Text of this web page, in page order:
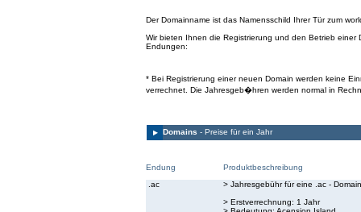
Der Domainname ist das Namensschild Ihrer Tür zum
Wir bieten Ihnen die Registrierung und den Betrieb einer
Endungen:
* Bei Registrierung einer neuen Domain werden keine
verrechnet. Die Jahresgeb�hren werden normal in
Domains - Preise für ein Jahr
Endung
Produktbeschreibung
.ac
> Jahresgebühr für eine .ac - Domain
> Erstverrechnung: 1 Jahr